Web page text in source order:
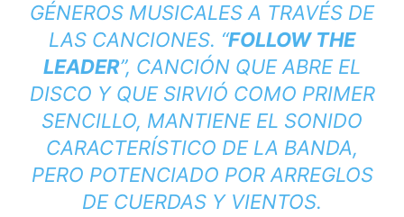
GÉNEROS MUSICALES A TRAVÉS DE
LAS CANCIONES. “FOLLOW THE
LEADER”, CANCIÓN QUE ABRE EL
DISCO Y QUE SIRVIÓ COMO PRIMER
SENCILLO, MANTIENE EL SONIDO
CARACTERÍSTICO DE LA BANDA,
PERO POTENCIADO POR ARREGLOS
DE CUERDAS Y VIENTOS.